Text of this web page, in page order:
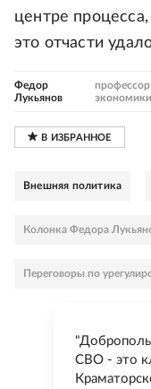
центре
это отчасти
Федор
Лукьянов
Внешняя политика
Колонка Федора
Переговоры по
СВО - это